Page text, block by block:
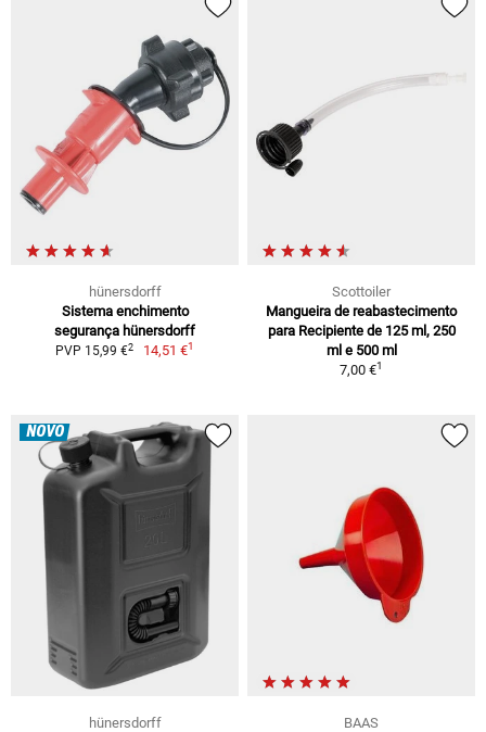
hünersdorff
Sistema enchimento
segurança hünersdorff
PVP 15,99 €2 14,51 €1
Scottoiler
Mangueira de reabastecimento
para Recipiente de 125 ml, 250
ml e 500 ml
7,00 €1
NOVO
hünersdorff
BAAS